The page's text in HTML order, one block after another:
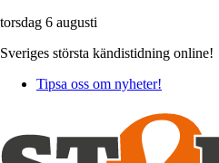
torsdag 6 augusti
Sveriges största kändistidning online!
Tipsa oss om nyheter!